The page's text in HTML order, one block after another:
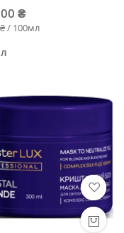
₴
/ 100мл